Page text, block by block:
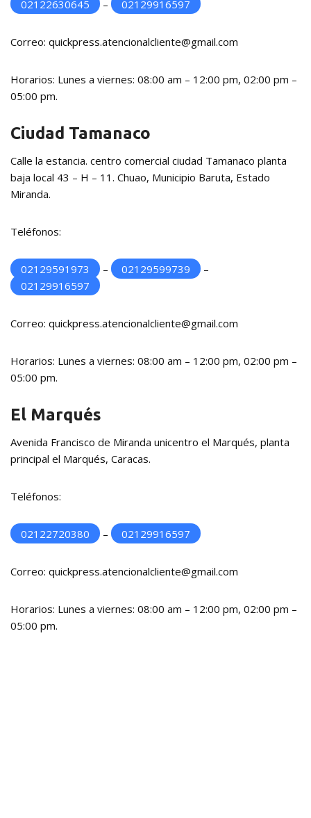
02122630645 – 02129916597
Correo: quickpress.atencionalcliente@gmail.com
Horarios: Lunes a viernes: 08:00 am – 12:00 pm, 02:00 pm –
05:00 pm.
Ciudad Tamanaco
Calle la estancia. centro comercial ciudad Tamanaco planta
baja local 43 – H – 11. Chuao, Municipio Baruta, Estado
Miranda.
Teléfonos:
02129591973 – 02129599739
–
02129916597
Correo: quickpress.atencionalcliente@gmail.com
Horarios: Lunes a viernes: 08:00 am – 12:00 pm, 02:00 pm –
05:00 pm.
El Marqués
Avenida Francisco de Miranda unicentro el Marqués, planta
principal el Marqués, Caracas.
Teléfonos:
02122720380 – 02129916597
Correo: quickpress.atencionalcliente@gmail.com
Horarios: Lunes a viernes: 08:00 am – 12:00 pm, 02:00 pm –
05:00 pm.